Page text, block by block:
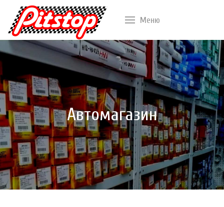
Меню
Автомагазин